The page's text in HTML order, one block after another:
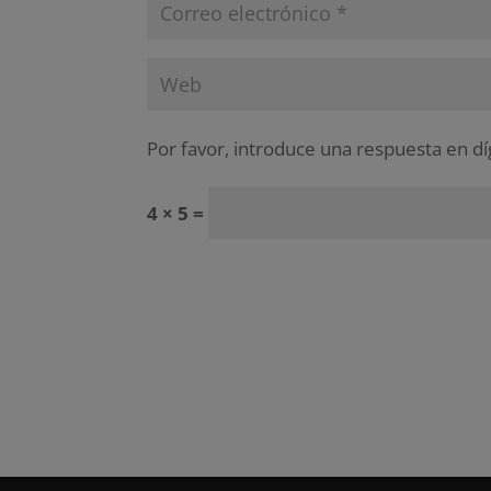
Por favor, introduce una respuesta en
4 × 5 =